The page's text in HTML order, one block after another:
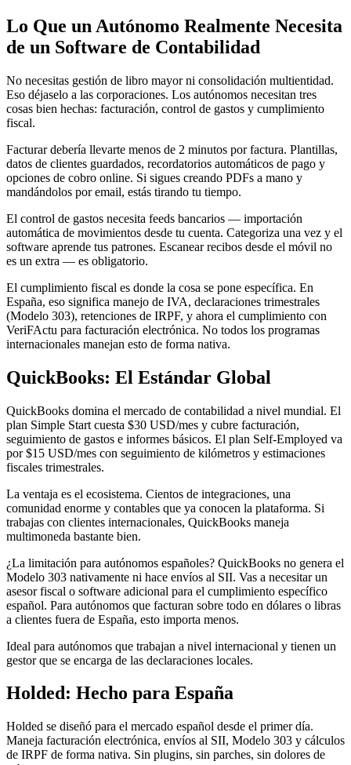
Lo Que un Autónomo Realmente Necesita
de un Software de Contabilidad
No necesitas gestión de libro mayor ni consolidación multientidad.
Eso déjaselo a las corporaciones. Los autónomos necesitan tres
cosas bien hechas: facturación, control de gastos y cumplimiento
fiscal.
Facturar debería llevarte menos de 2 minutos por factura. Plantillas,
datos de clientes guardados, recordatorios automáticos de pago y
opciones de cobro online. Si sigues creando PDFs a mano y
mandándolos por email, estás tirando tu tiempo.
El control de gastos necesita feeds bancarios — importación
automática de movimientos desde tu cuenta. Categoriza una vez y el
software aprende tus patrones. Escanear recibos desde el móvil no
es un extra — es obligatorio.
El cumplimiento fiscal es donde la cosa se pone específica. En
España, eso significa manejo de IVA, declaraciones trimestrales
(Modelo 303), retenciones de IRPF, y ahora el cumplimiento con
VeriFActu para facturación electrónica. No todos los programas
internacionales manejan esto de forma nativa.
QuickBooks: El Estándar Global
QuickBooks domina el mercado de contabilidad a nivel mundial. El
plan Simple Start cuesta $30 USD/mes y cubre facturación,
seguimiento de gastos e informes básicos. El plan Self-Employed va
por $15 USD/mes con seguimiento de kilómetros y estimaciones
fiscales trimestrales.
La ventaja es el ecosistema. Cientos de integraciones, una
comunidad enorme y contables que ya conocen la plataforma. Si
trabajas con clientes internacionales, QuickBooks maneja
multimoneda bastante bien.
¿La limitación para autónomos españoles? QuickBooks no genera el
Modelo 303 nativamente ni hace envíos al SII. Vas a necesitar un
asesor fiscal o software adicional para el cumplimiento específico
español. Para autónomos que facturan sobre todo en dólares o libras
a clientes fuera de España, esto importa menos.
Ideal para autónomos que trabajan a nivel internacional y tienen un
gestor que se encarga de las declaraciones locales.
Holded: Hecho para España
Holded se diseñó para el mercado español desde el primer día.
Maneja facturación electrónica, envíos al SII, Modelo 303 y cálculos
de IRPF de forma nativa. Sin plugins, sin parches, sin dolores de